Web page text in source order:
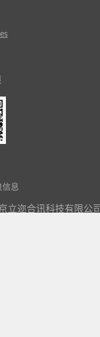
信息
立迩合讯科技有限公司